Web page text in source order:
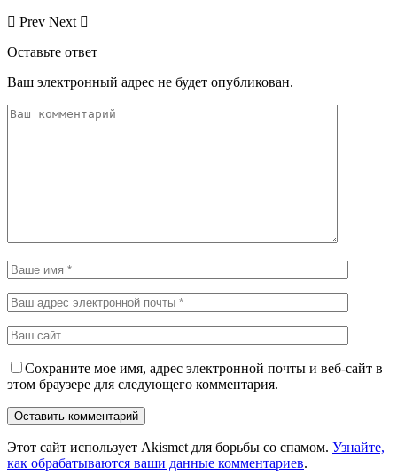
Prev Next
Оставьте ответ
Ваш электронный адрес не будет опубликован.
Сохраните мое имя, адрес электронной почты и веб-сайт в
этом браузере для следующего комментария.
Этот сайт использует Akismet для борьбы со спамом. Узнайте,
как обрабатываются ваши данные комментариев.